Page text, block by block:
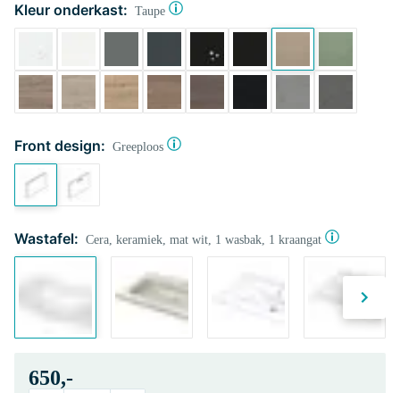
Kleur onderkast: Taupe
Front design: Greeploos
Wastafel: Cera, keramiek, mat wit, 1 wasbak, 1 kraangat
650,-